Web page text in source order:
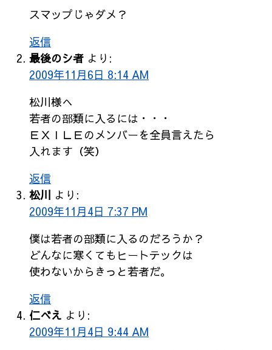
スマップじゃダメ？
返信
最後のシ者 より:
2009年11月6日 8:14 AM
松川様へ
若者の部類に入るには・・・
ＥＸＩＬＥのメンバーを全員言えたら
入れます（笑）
返信
松川 より:
2009年11月4日 7:37 PM
僕は若者の部類に入るのだろうか？
どんなに寒くてもヒートテックは
使わないからきっと若者だ。
返信
仁べえ より:
2009年11月4日 9:44 AM